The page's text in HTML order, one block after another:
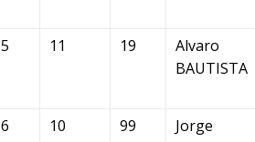
5 11 19
Alvaro
BAUTISTA
6 10 99
Jorge